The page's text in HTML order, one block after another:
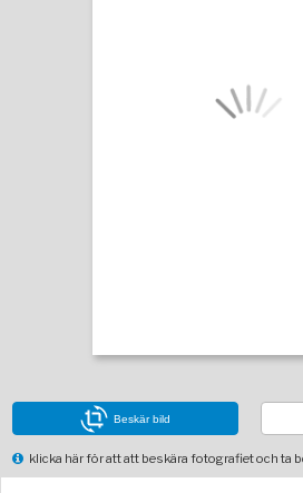
Beskär bild
klicka här för att att beskära fotografiet och ta